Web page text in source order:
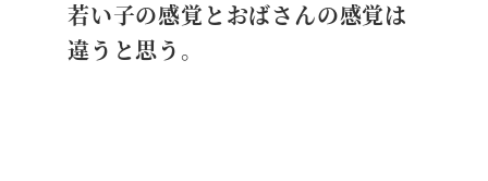
若い子の感覚とおばさんの感覚は
違うと思う。